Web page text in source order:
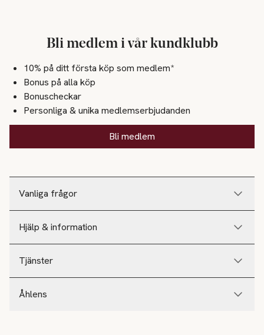
Vanliga frågor
Hjälp & information
Tjänster
Åhlens
Bli medlem i vår kundklubb
10% på ditt första köp som medlem*
Bonus på alla köp
Bonuscheckar
Personliga & unika medlemserbjudanden
Bli medlem